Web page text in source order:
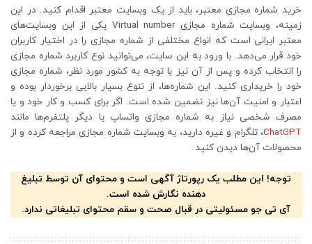
خرید شماره مجازی معتبر، باید از یک وبسایت معتبر اقدام کنید. در این
زمینه، وبسایت شماره مجازی Virtual number یکی از این وبسایت‌های
معتبر ایرانی است که انواع مختلفی از شماره مجازی را در اختیار کاربران
خود قرار می‌دهد. با ورود به این سایت، می‌توانید نوع کاربرد شماره مجازی
را انتخاب کرده و پس از آن نیز با توجه به کشور مورد نظر، شماره مجازی
خود را خریداری کنید. این شماره‌ها، از تنوع بسیار بالایی برخوردار بوده و
اعتبار و امنیت آن‌ها نیز تضمین شده است. اگر برای کسب و کار خود و یا
مصرف شخصی نیاز به شماره مجازی واتساپ یا دیگر پلتفرم‌ها مانند
ChatGPT، تلگرام و غیره دارید، به وبسایت شماره مجازی مراجعه کرده و از
محصولات آن‌ها دیدن کنید.
توجه! این مطلب یک رپورتاژ آگهی است و محتوای آن توسط تبلیغ
دهنده نگارش شده است.
آی تی جو مسئولیتی در قبال صحت و سقم محتوای تبلیغاتی ندارد.